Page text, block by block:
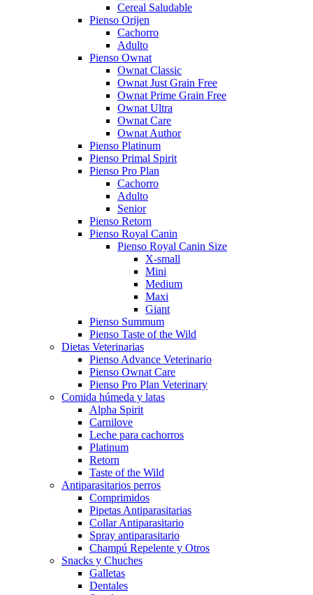
Cereal Saludable
Pienso Orijen
Cachorro
Adulto
Pienso Ownat
Ownat Classic
Ownat Just Grain Free
Ownat Prime Grain Free
Ownat Ultra
Ownat Care
Ownat Author
Pienso Platinum
Pienso Primal Spirit
Pienso Pro Plan
Cachorro
Adulto
Senior
Pienso Retorn
Pienso Royal Canin
Pienso Royal Canin Size
X-small
Mini
Medium
Maxi
Giant
Pienso Summum
Pienso Taste of the Wild
Dietas Veterinarias
Pienso Advance Veterinario
Pienso Ownat Care
Pienso Pro Plan Veterinary
Comida húmeda y latas
Alpha Spirit
Carnilove
Leche para cachorros
Platinum
Retorn
Taste of the Wild
Antiparasitarios perros
Comprimidos
Pipetas Antiparasitarias
Collar Antiparasitario
Spray antiparasitario
Champú Repelente y Otros
Snacks y Chuches
Galletas
Dentales